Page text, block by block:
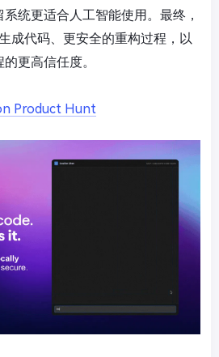
统更适合人工智能使用。最终，
成代码、更安全的重构过程，以
更高信任度。
Product Hunt